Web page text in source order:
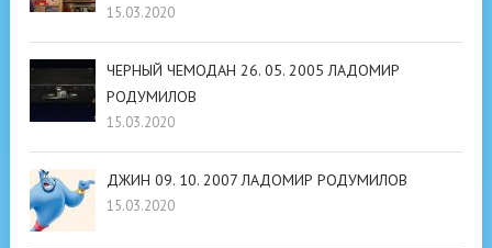
15.03.2020
ЧЕРНЫЙ ЧЕМОДАН 26. 05. 2005 ЛАДОМИР
РОДУМИЛОВ
15.03.2020
ДЖИН 09. 10. 2007 ЛАДОМИР РОДУМИЛОВ
15.03.2020